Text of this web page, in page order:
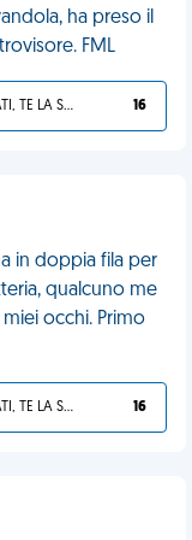
ha preso il
FML
SVEGLIATI, TE LA SEI CERCATA! 16
in doppia fila per
qualcuno me
occhi. Primo
SVEGLIATI, TE LA SEI CERCATA! 16